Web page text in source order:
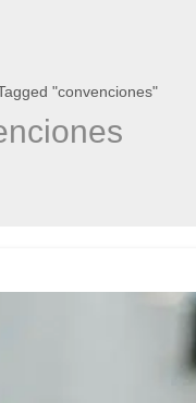
"convenciones"